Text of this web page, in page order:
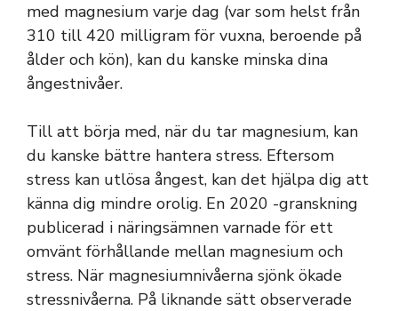
med magnesium varje dag (var som helst från
310 till 420 milligram för vuxna, beroende på
ålder och kön), kan du kanske minska dina
ångestnivåer.
Till att börja med, när du tar magnesium, kan
du kanske bättre hantera stress. Eftersom
stress kan utlösa ångest, kan det hjälpa dig att
känna dig mindre orolig. En 2020 -granskning
publicerad i näringsämnen varnade för ett
omvänt förhållande mellan magnesium och
stress. När magnesiumnivåerna sjönk ökade
stressnivåerna. På liknande sätt observerade